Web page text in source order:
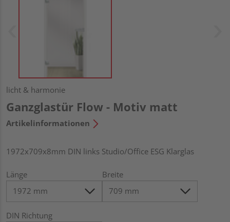
licht & harmonie
Ganzglastür Flow - Motiv matt
Artikelinformationen
1972x709x8mm DIN links Studio/Office ESG Klarglas
Länge Breite
DIN Richtung